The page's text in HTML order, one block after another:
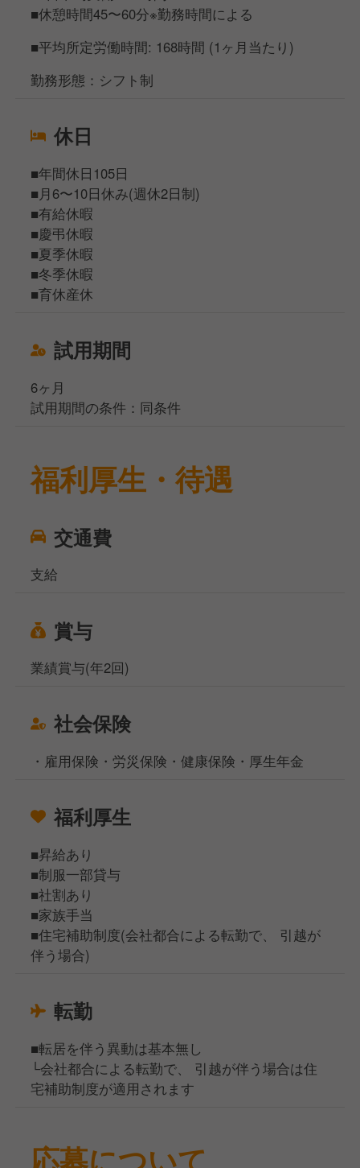
■休憩時間45〜60分※勤務時間による
■平均所定労働時間: 168時間 (1ヶ月当たり)
勤務形態：シフト制
休日
■年間休日105日
■月6〜10日休み(週休2日制)
■有給休暇
■慶弔休暇
■夏季休暇
■冬季休暇
■育休産休
試用期間
6ヶ月
試用期間の条件：同条件
福利厚生・待遇
交通費
支給
賞与
業績賞与(年2回)
社会保険
・雇用保険・労災保険・健康保険・厚生年金
福利厚生
■昇給あり
■制服一部貸与
■社割あり
■家族手当
■住宅補助制度(会社都合による転勤で、 引越が
伴う場合)
転勤
■転居を伴う異動は基本無し
└会社都合による転勤で、 引越が伴う場合は住
宅補助制度が適用されます
応募について